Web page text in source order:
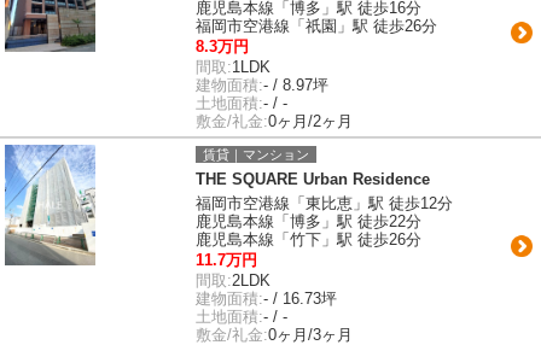
鹿児島本線「博多」駅 徒歩16分
福岡市空港線「祇園」駅 徒歩26分
8.3万円
間取:1LDK
建物面積:- / 8.97坪
土地面積:- / -
敷金/礼金:0ヶ月/2ヶ月
賃貸｜マンション
THE SQUARE Urban Residence
福岡市空港線「東比恵」駅 徒歩12分
鹿児島本線「博多」駅 徒歩22分
鹿児島本線「竹下」駅 徒歩26分
11.7万円
間取:2LDK
建物面積:- / 16.73坪
土地面積:- / -
敷金/礼金:0ヶ月/3ヶ月